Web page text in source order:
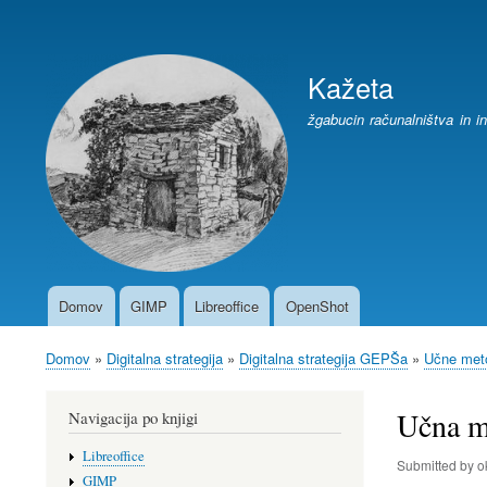
Kažeta
žgabucin računalništva in
MainDomov GIMP Libreoffice OpenShot
Breadcrumb
Domov Digitalna strategija Digitalna strategija GEPŠa Učne
Učna
Submitted by
Navigacija po knjigi
Libreoffice
GIMP